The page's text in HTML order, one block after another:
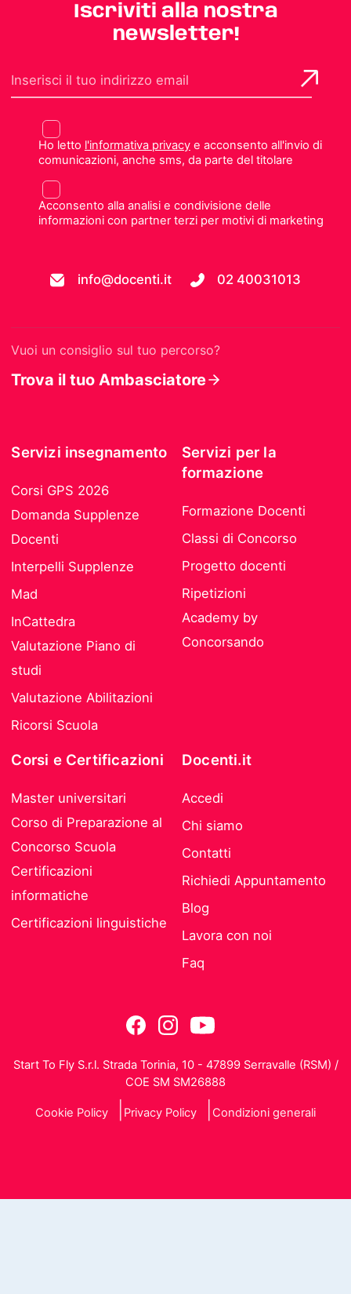
Iscriviti alla nostra
newsletter!
Ho letto l'informativa privacye acconsento all'invio di
comunicazioni, anche sms, da parte del titolare
Acconsento alla analisi e condivisione delle
informazioni con partner terzi per motivi di marketing
info@docenti.it 02 40031013
Vuoi un consiglio sul tuo percorso?
Trova il tuo Ambasciatore
Servizi insegnamento
Corsi GPS 2026
Domanda Supplenze
Docenti
Interpelli Supplenze
Mad
InCattedra
Valutazione Piano di
studi
Valutazione Abilitazioni
Ricorsi Scuola
Servizi per la
formazione
Formazione Docenti
Classi di Concorso
Progetto docenti
Ripetizioni
Academy by
Concorsando
Corsi e Certificazioni
Master universitari
Corso di Preparazione al
Concorso Scuola
Certificazioni
informatiche
Certificazioni linguistiche
Docenti.it
Accedi
Chi siamo
Contatti
Richiedi Appuntamento
Blog
Lavora con noi
Faq
Start To Fly S.r.l. Strada Torinia, 10 - 47899 Serravalle (RSM) /
COE SM SM26888
Cookie Policy Privacy Policy Condizioni generali